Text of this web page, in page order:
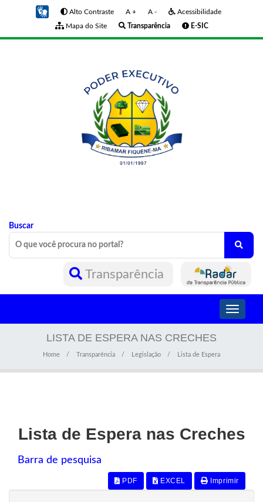
Alto Contraste A + A -
Acessibilidade
Mapa do Site
Transparência E-SIC
Buscar
Transparência
Toggle
LISTA DE ESPERA NAS CRECHES
Home Transparência Legislação Lista de Espera
Lista de Espera nas Creches
Barra de pesquisa
PDF EXCEL Imprimir